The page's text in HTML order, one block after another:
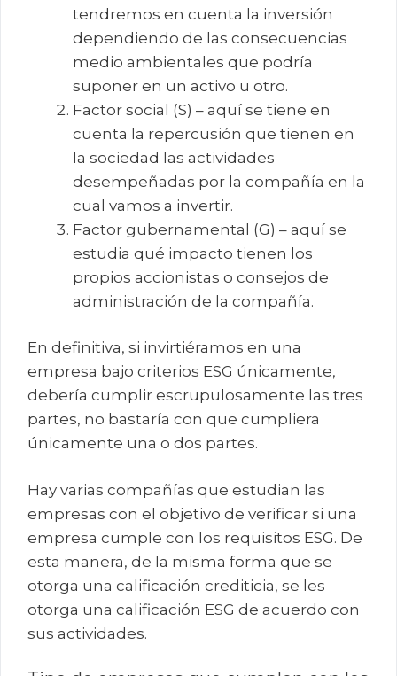
tendremos en cuenta la inversión
dependiendo de las consecuencias
medio ambientales que podría
suponer en un activo u otro.
Factor social (S) – aquí se tiene en
cuenta la repercusión que tienen en
la sociedad las actividades
desempeñadas por la compañía en la
cual vamos a invertir.
Factor gubernamental (G) – aquí se
estudia qué impacto tienen los
propios accionistas o consejos de
administración de la compañía.
En definitiva, si invirtiéramos en una
empresa bajo criterios ESG únicamente,
debería cumplir escrupulosamente las tres
partes, no bastaría con que cumpliera
únicamente una o dos partes.
Hay varias compañías que estudian las
empresas con el objetivo de verificar si una
empresa cumple con los requisitos ESG. De
esta manera, de la misma forma que se
otorga una calificación crediticia, se les
otorga una calificación ESG de acuerdo con
sus actividades.